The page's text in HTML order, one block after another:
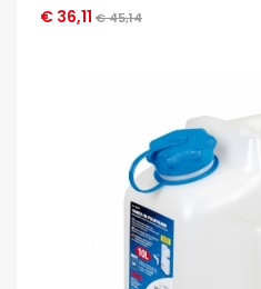
€ 36,11 € 45,14
OCCHIATA VELOCE